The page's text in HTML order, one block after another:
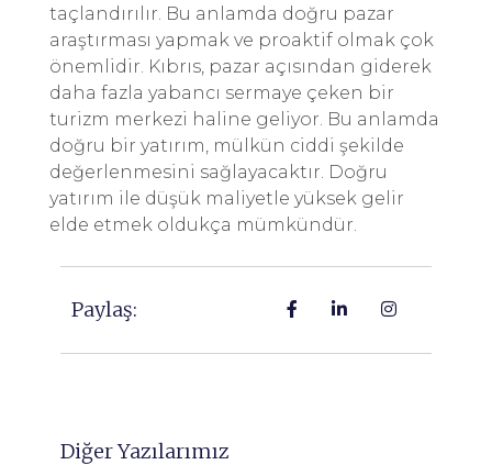
taçlandırılır. Bu anlamda doğru pazar
araştırması yapmak ve proaktif olmak çok
önemlidir. Kıbrıs, pazar açısından giderek
daha fazla yabancı sermaye çeken bir
turizm merkezi haline geliyor. Bu anlamda
doğru bir yatırım, mülkün ciddi şekilde
değerlenmesini sağlayacaktır. Doğru
yatırım ile düşük maliyetle yüksek gelir
elde etmek oldukça mümkündür.
Paylaş:
Diğer Yazılarımız